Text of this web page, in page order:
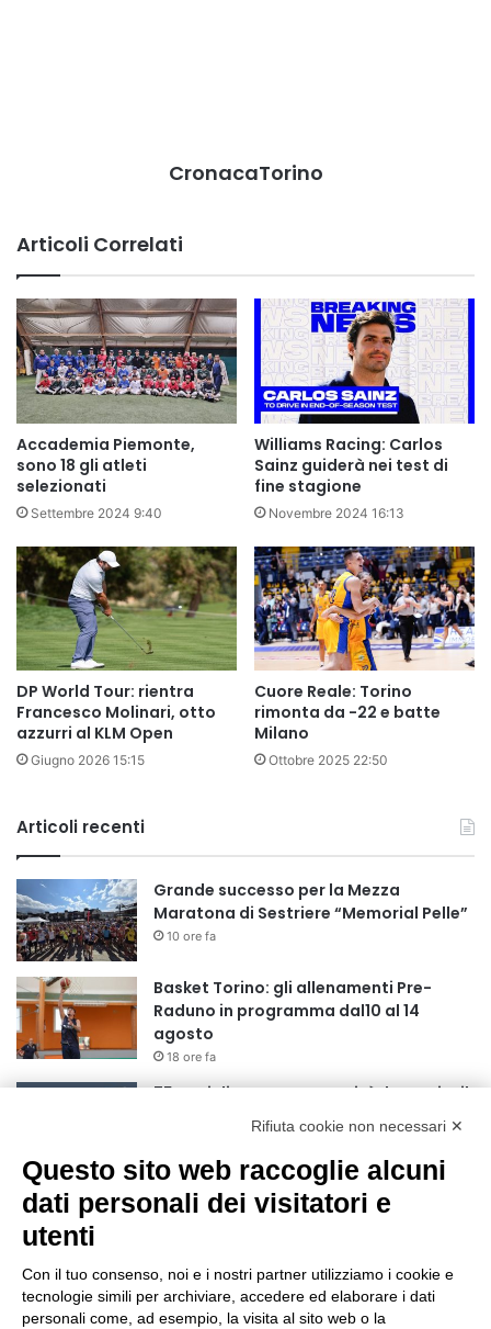
CronacaTorino
Articoli Correlati
Accademia Piemonte,
sono 18 gli atleti
selezionati
Settembre 2024 9:40
Williams Racing: Carlos
Sainz guiderà nei test di
fine stagione
Novembre 2024 16:13
DP World Tour: rientra
Francesco Molinari, otto
azzurri al KLM Open
Giugno 2026 15:15
Cuore Reale: Torino
rimonta da -22 e batte
Milano
Ottobre 2025 22:50
Articoli recenti
Grande successo per la Mezza
Maratona di Sestriere “Memorial Pelle”
10 ore fa
Basket Torino: gli allenamenti Pre-
Raduno in programma dal10 al 14
agosto
18 ore fa
75 anni di INFN. La comunità, la storia, il
futuro della ricerca in fisica
18 ore fa
Stop alla linea Torino-Bardonecchia
Grande partecipazione alla Festa della
Madonna della Neve al Rifugio Ciao
Rifiuta cookie non necessari ✕
Questo sito web raccoglie alcuni
dati personali dei visitatori e
utenti
Con il tuo consenso, noi e i nostri partner utilizziamo i cookie e
tecnologie simili per archiviare, accedere ed elaborare i dati
personali come, ad esempio, la visita al sito web o la